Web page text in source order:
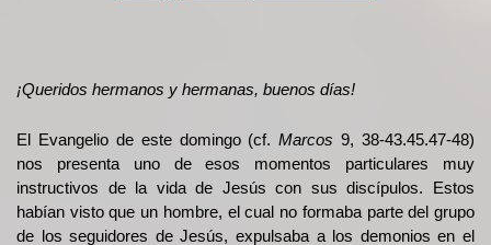
¡Queridos hermanos y hermanas, buenos días!
El Evangelio de este domingo (cf.Marcos 9, 38-43.45.47-48)
nos presenta uno de esos momentos particulares muy
instructivos de la vida de Jesús con sus discípulos. Estos
habían visto que un hombre, el cual no formaba parte del grupo
de los seguidores de Jesús, expulsaba a los demonios en el